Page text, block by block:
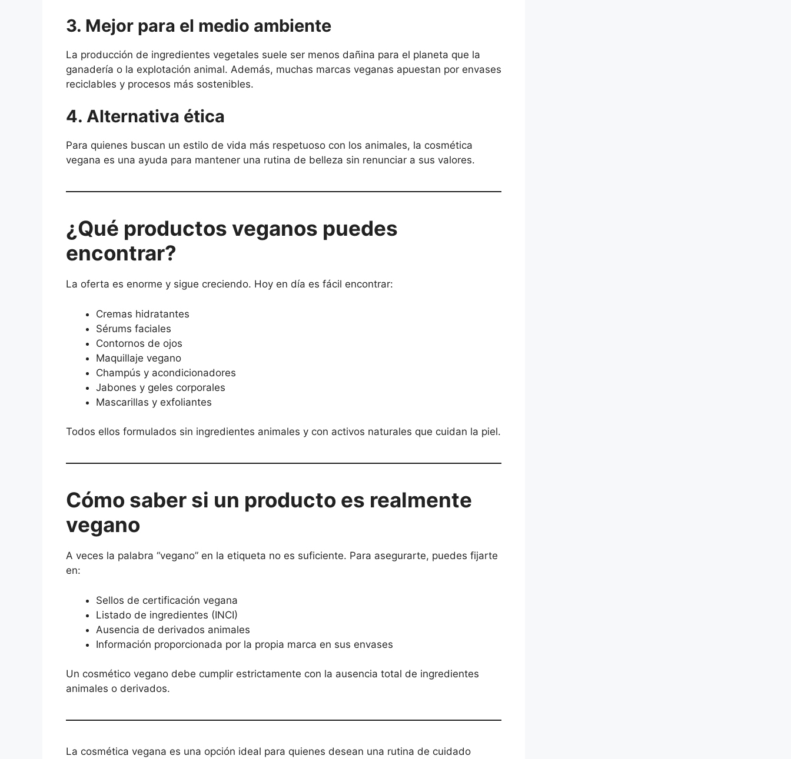
3. Mejor para el medio ambiente
La producción de ingredientes vegetales suele ser menos dañina para el planeta que la
ganadería o la explotación animal. Además, muchas marcas veganas apuestan por envases
reciclables y procesos más sostenibles.
4. Alternativa ética
Para quienes buscan un estilo de vida más respetuoso con los animales, la cosmética
vegana es una ayuda para mantener una rutina de belleza sin renunciar a sus valores.
¿Qué productos veganos puedes
encontrar?
La oferta es enorme y sigue creciendo. Hoy en día es fácil encontrar:
Cremas hidratantes
Sérums faciales
Contornos de ojos
Maquillaje vegano
Champús y acondicionadores
Jabones y geles corporales
Mascarillas y exfoliantes
Todos ellos formulados sin ingredientes animales y con activos naturales que cuidan la piel.
Cómo saber si un producto es realmente
vegano
A veces la palabra “vegano” en la etiqueta no es suficiente. Para asegurarte, puedes fijarte
en:
Sellos de certificación vegana
Listado de ingredientes (INCI)
Ausencia de derivados animales
Información proporcionada por la propia marca en sus envases
Un cosmético vegano debe cumplir estrictamente con la ausencia total de ingredientes
animales o derivados.
La cosmética vegana es una opción ideal para quienes desean una rutina de cuidado